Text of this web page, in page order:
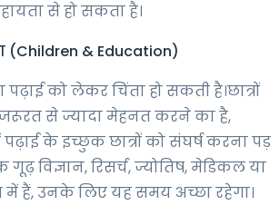
से हो सकता है।
(Children & Education)
को लेकर चिंता हो सकती है।छात्रों
से ज्यादा मेहनत करने का है,
के इच्छुक छात्रों को संघर्ष करना पड़
विज्ञान, रिसर्च, ज्योतिष, मेडिकल या
में हैं, उनके लिए यह समय अच्छा रहेगा।